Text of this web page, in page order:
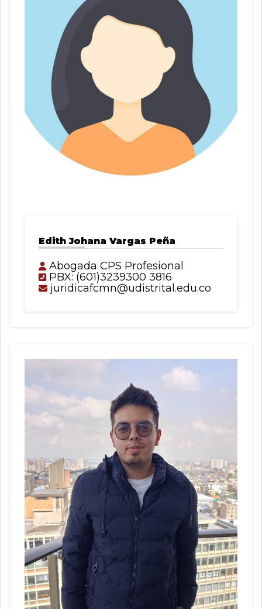
Edith Johana Vargas Peña
Abogada CPS Profesional
PBX: (601)3239300 3816
juridicafcmn@udistrital.edu.co